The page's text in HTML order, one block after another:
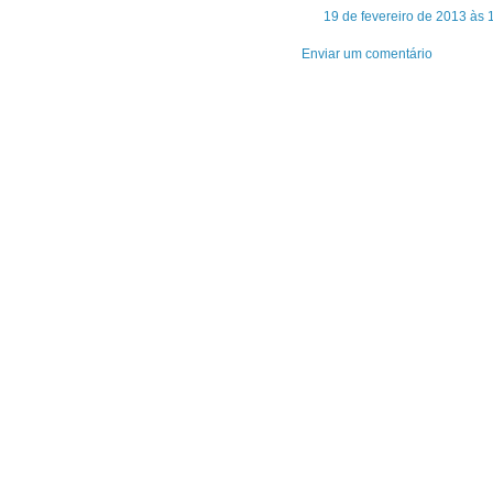
19 de fevereiro de 2013 às
Enviar um comentário